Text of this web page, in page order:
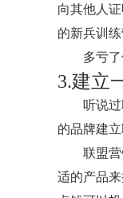
向其他人
的新兵训练
多亏
3.建立
听说
的品牌建
联盟
适的产品